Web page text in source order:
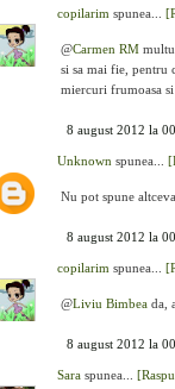
copilarim spunea...
@Carmen RM
si sa mai fie, pentru
miercuri frumoasa
8 august 2012 la
Unknown spunea...
Nu pot spune
8 august 2012 la
copilarim spunea...
@Liviu Bimbea da,
8 august 2012 la
Sara spunea...